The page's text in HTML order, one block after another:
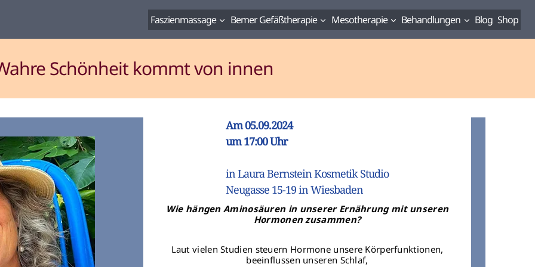
Faszienmassage Bemer Gefäßtherapie Mesotherapie Behandlungen Blog Shop
Schönheit kommt von innen
Am 05.09.2024
um 17:00 Uhr
in Laura Bernstein Kosmetik Studio
Neugasse 15-19 in Wiesbaden
Wie hängen Aminosäuren in unserer Ernährung mit unseren
Hormonen zusammen?
Laut vielen Studien steuern Hormone unsere Körperfunktionen,
beeinflussen unseren Schlaf,